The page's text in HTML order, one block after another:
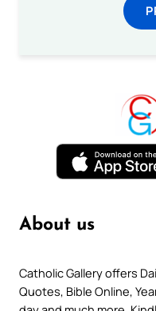
About us
Catholic Gallery offers
Quotes, Bible Online,